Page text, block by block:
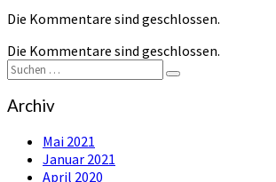
Die Kommentare sind geschlossen.
Die Kommentare sind geschlossen.
Suchen
nach:
Suchen
Archiv
Mai 2021
Januar 2021
April 2020